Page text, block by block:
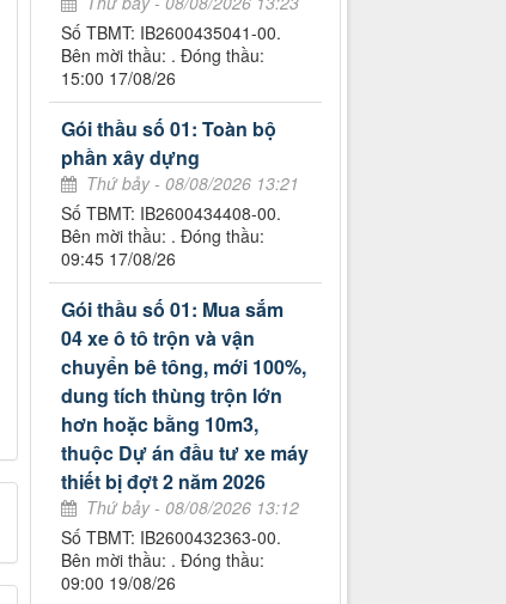
Số TBMT: IB2600435041-00.
Bên mời thầu: . Đóng thầu:
15:00 17/08/26
Gói thầu số 01: Toàn bộ
phần xây dựng
Thứ bảy - 08/08/2026 13:21
Số TBMT: IB2600434408-00.
Bên mời thầu: . Đóng thầu:
09:45 17/08/26
Gói thầu số 01: Mua sắm
04 xe ô tô trộn và vận
chuyển bê tông, mới 100%,
dung tích thùng trộn lớn
hơn hoặc bằng 10m3,
thuộc Dự án đầu tư xe máy
thiết bị đợt 2 năm 2026
Thứ bảy - 08/08/2026 13:12
Số TBMT: IB2600432363-00.
Bên mời thầu: . Đóng thầu:
09:00 19/08/26